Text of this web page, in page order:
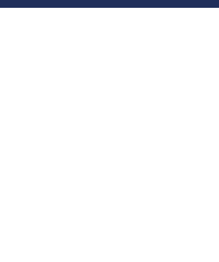
Saltar